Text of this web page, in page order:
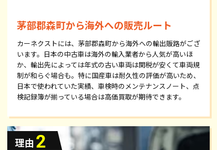
茅部郡森町から海外への販売ルート
カーネクストには、茅部郡森町から海外への輸出販路がござ
います。日本の中古車は海外の輸入業者から人気が高いほ
か、輸出先によっては年式の古い車両は関税が安くて車両規
制が和らぐ場合も。特に国産車は耐久性の評価が高いため、
日本で使われていた実績、車検時のメンテナンスノート、点
検記録簿が揃っている場合は高価買取が期待できます。